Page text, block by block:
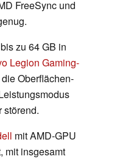
FreeSync und
zu 64 GB in
Legion Gaming-
Oberflächen-
störend.
mit AMD-GPU
mit insgesamt